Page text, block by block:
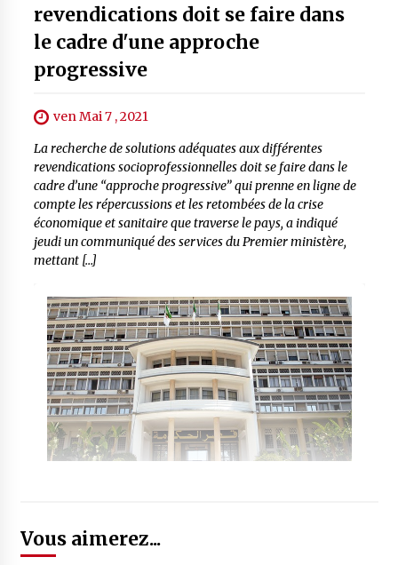
revendications doit se faire dans
le cadre d'une approche
progressive
ven Mai 7 , 2021
La recherche de solutions adéquates aux différentes
revendications socioprofessionnelles doit se faire dans le
cadre d’une “approche progressive” qui prenne en ligne de
compte les répercussions et les retombées de la crise
économique et sanitaire que traverse le pays, a indiqué
jeudi un communiqué des services du Premier ministère,
mettant […]
Vous aimerez...